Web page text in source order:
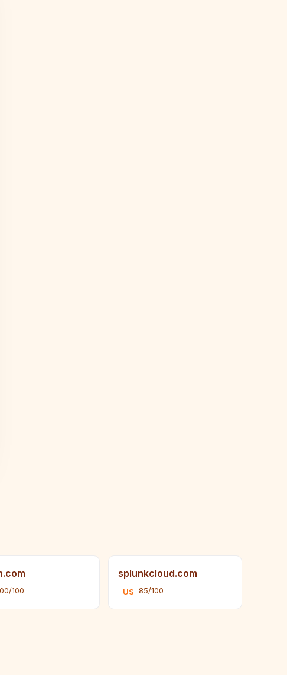
100
splunkcloud.com
US 85/100